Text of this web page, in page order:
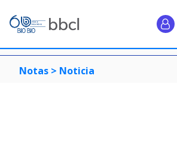
Notas > Noticia